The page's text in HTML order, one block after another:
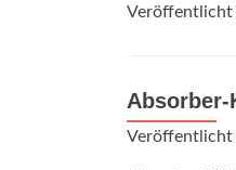
Veröffentlicht
Absorber-
Veröffentlicht